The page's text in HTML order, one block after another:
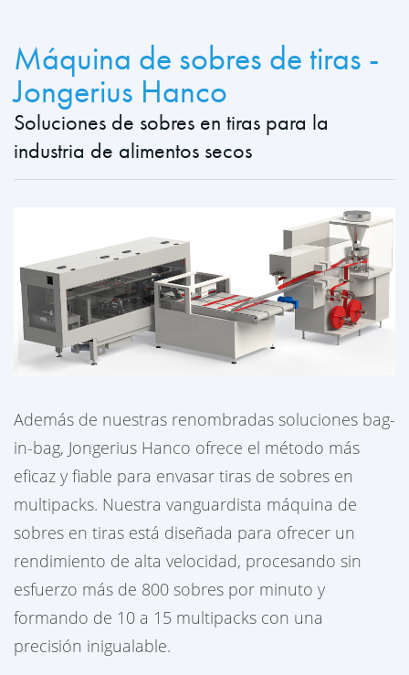
Máquina de sobres de tiras -
Jongerius Hanco
Soluciones de sobres en tiras para la
industria de alimentos secos
Además de nuestras renombradas soluciones bag-
in-bag, Jongerius Hanco ofrece el método más
eficaz y fiable para envasar tiras de sobres en
multipacks. Nuestra vanguardista máquina de
sobres en tiras está diseñada para ofrecer un
rendimiento de alta velocidad, procesando sin
esfuerzo más de 800 sobres por minuto y
formando de 10 a 15 multipacks con una
precisión inigualable.